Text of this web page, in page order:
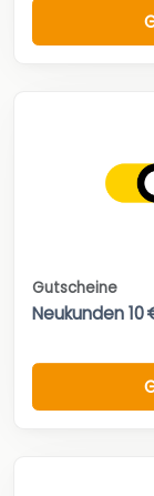
Gutscheine
Neukunden